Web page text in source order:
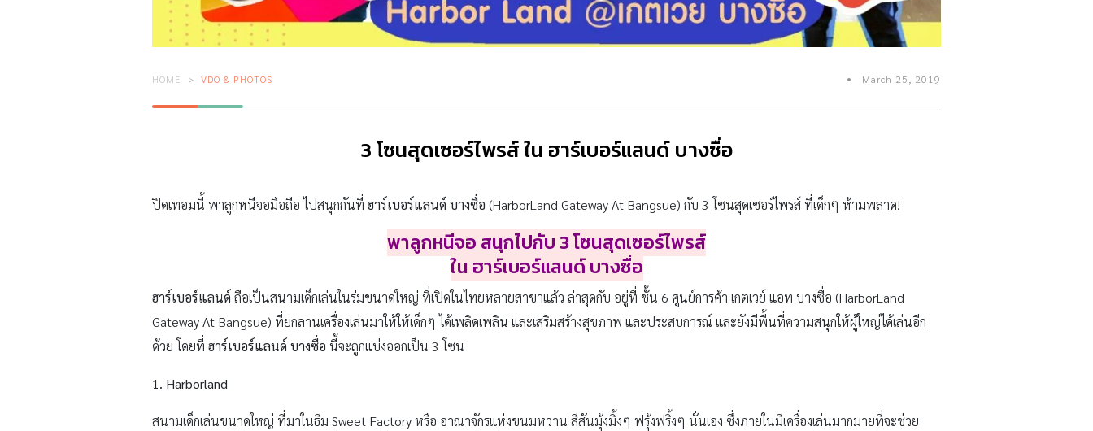
HOME VDO & PHOTOS March 25, 2019
3 โซนสุดเซอร์ไพรส์ ใน ฮาร์เบอร์แลนด์ บางซื่อ
ปิดเทอมนี้ พาลูกหนีจอมือถือ ไปสนุกกันที่ ฮาร์เบอร์แลนด์ บางซื่อ (HarborLand Gateway At Bangsue) กับ 3 โซนสุดเซอร์ไพรส์ ที่เด็กๆ ห้ามพลาด!
พาลูกหนีจอ สนุกไปกับ 3 โซนสุดเซอร์ไพรส์
ใน ฮาร์เบอร์แลนด์ บางซื่อ
ฮาร์เบอร์แลนด์ ถือเป็นสนามเด็กเล่นในร่มขนาดใหญ่ ที่เปิดในไทยหลายสาขาแล้ว ล่าสุดกับ อยู่ที่ ชั้น 6 ศูนย์การค้า เกตเวย์ แอท บางซื่อ (HarborLand
Gateway At Bangsue) ที่ยกลานเครื่องเล่นมาให้ให้เด็กๆ ได้เพลิดเพลิน และเสริมสร้างสุขภาพ และประสบการณ์ และยังมีพื้นที่ความสนุกให้ผู้ใหญ่ได้เล่นอีก
ด้วย โดยที่ ฮาร์เบอร์แลนด์ บางซื่อ นี้จะถูกแบ่งออกเป็น 3 โซน
1. Harborland
สนามเด็กเล่นขนาดใหญ่ ที่มาในธีม Sweet Factory หรือ อาณาจักรแห่งขนมหวาน สีสันมุ้งมิ้งๆ ฟรุ้งฟริ้งๆ นั่นเอง ซึ่งภายในมีเครื่องเล่นมากมายที่จะช่วย